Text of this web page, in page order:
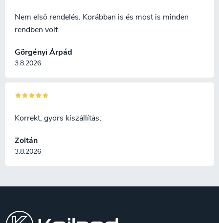
Görgényi Árpád
3.8.2026
Nem első rendelés. Korábban is és most is minden
rendben volt.
Zoltán
3.8.2026
Korrekt, gyors kiszállítás;